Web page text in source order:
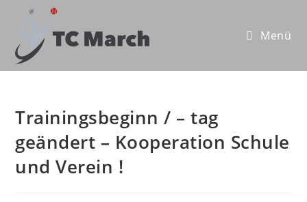
springen
Menü
Trainingsbeginn / – tag
geändert – Kooperation Schule
und Verein !